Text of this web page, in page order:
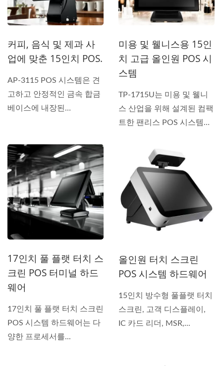
커피, 음식 및 제과 사
업에 맞춘 15인치 POS.
AP-3115 POS 시스템은 견
고하고 안정적인 금속 합금
베이스에 내장된
미용 및 웰니스용 15인
치 고급 올인원 POS 시
스템
TP-1715U는 미용 및 웰니
스 산업을 위해 설계된 컴팩
트한 팬리스 POS 시스템으
17인치 풀 플랫 터치 스
크린 POS 터미널 하드
웨어
17인치 풀 플랫 터치 스크린
POS 시스템 하드웨어는 다
양한 프로세서를...
올인원 터치 스크린
POS 시스템 하드웨어
15인치 방수형 풀플랫 터치
스크린, 고객 디스플레이,
IC 카드 리더, MSR,...